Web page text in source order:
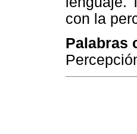
con la
Palabras